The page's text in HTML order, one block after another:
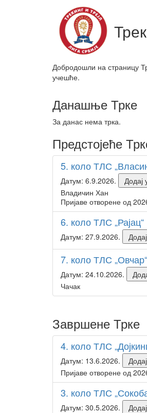
Добродошли на страницу
учешће.
Данашње Трке
За данас нема трка.
Предстојеће
5. коло ТЛС
Датум: 6.9.2026. Додај
Владичин Хан
Пријаве отворене од
6. коло ТЛС „Рајац“
Датум: 27.9.2026.
7. коло ТЛС „Овчар“
Датум: 24.10.2026.
Чачак
Завршене Трке
4. коло ТЛС
Датум: 13.6.2026.
Пријаве отворене од
3. коло ТЛС
Датум: 30.5.2026.